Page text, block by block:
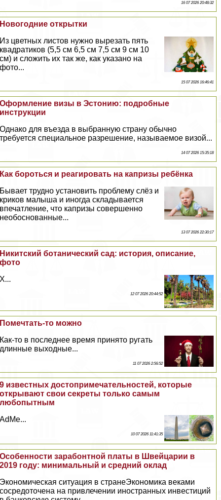
16 07 2026 20:48:32
Новогодние открытки
Из цветных листов нужно вырезать пять
квадратиков (5,5 см 6,5 см 7,5 см 9 см 10
см) и сложить их так же, как указано на
фото...
15 07 2026 16:46:41
Оформление визы в Эстонию: подробные
инструкции
Однако для въезда в выбранную страну обычно
требуется специальное разрешение, называемое визой...
14 07 2026 15:35:18
Как бороться и реагировать на капризы ребёнка
Бывает трудно установить проблему слёз и
криков малыша и иногда складывается
впечатление, что капризы совершенно
необоснованные...
13 07 2026 22:30:17
Никитский ботанический сад: история, описание,
фото
X...
12 07 2026 20:44:52
Помечтать-то можно
Как-то в последнее время принято ругать
длинные выходные...
11 07 2026 2:56:52
9 известных достопримечательностей, которые
открывают свои секреты только самым
любопытным
AdMe...
10 07 2026 11:41:35
Особенности зарабонтной платы в Швейцарии в
2019 году: минимальный и средний оклад
Экономическая ситуация в странеЭкономика веками
сосредоточена на привлечении иностранных инвестиций